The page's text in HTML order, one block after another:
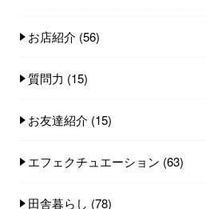
お店紹介 (56)
質問力 (15)
お友達紹介 (15)
エフェクチュエーション (63)
田舎暮らし (78)